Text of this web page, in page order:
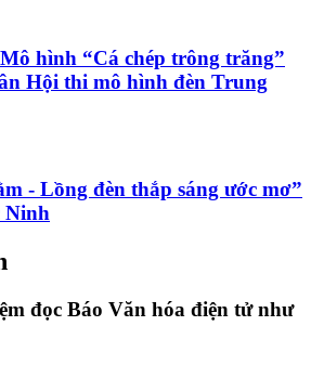
hình “Cá chép trông trăng”
Hội thi mô hình đèn Trung
- Lồng đèn thắp sáng ước mơ”
Ninh
đọc Báo Văn hóa điện tử như